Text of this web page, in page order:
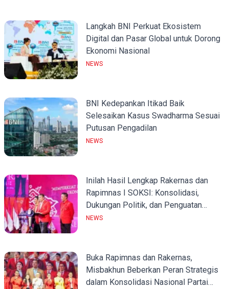
Langkah BNI Perkuat Ekosistem
Digital dan Pasar Global untuk Dorong
Ekonomi Nasional
NEWS
BNI Kedepankan Itikad Baik
Selesaikan Kasus Swadharma Sesuai
Putusan Pengadilan
NEWS
Inilah Hasil Lengkap Rakernas dan
Rapimnas I SOKSI: Konsolidasi,
Dukungan Politik, dan Penguatan
Organisasi
NEWS
Buka Rapimnas dan Rakernas,
Misbakhun Beberkan Peran Strategis
dalam Konsolidasi Nasional Partai